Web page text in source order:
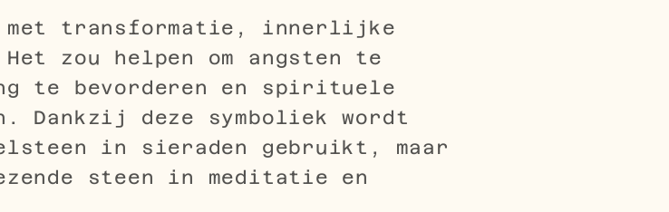
met transformatie, innerlijke
zou helpen om angsten te
te bevorderen en spirituele
Dankzij deze symboliek wordt
in sieraden gebruikt, maar
steen in meditatie en